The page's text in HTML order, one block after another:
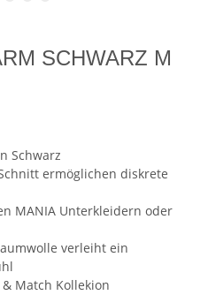
SCHWARZ M
Schwarz
ermöglichen diskrete
MANIA Unterkleidern oder
verleiht ein
Match Kollekion